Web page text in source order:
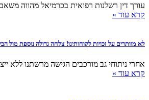
עורך דין רשלנות רפואית בכרמיאל מהווה
קרא עוד »
לא מוותרים על זכויות לקוחותינו! צלחה גדולה נוספת מול
אחרי ניתוחי גב מורכבים הגישה מרשתנו ללא ייצוג
קרא עוד »